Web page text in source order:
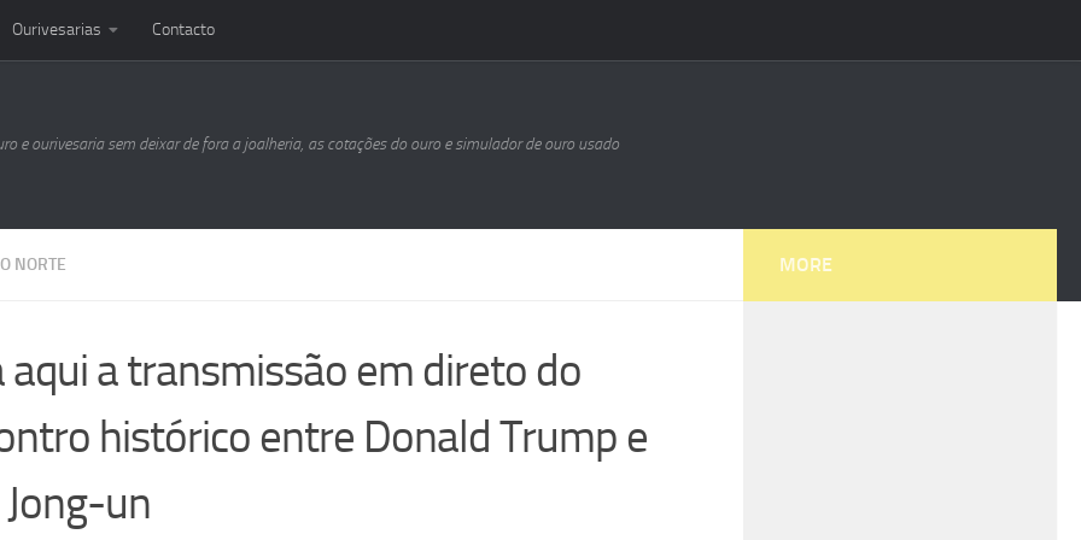
Ourivesarias Contacto
e ourivesaria sem deixar de fora a joalheria, as cotações do ouro e simulador de ouro usado
NORTE
aqui a transmissão em direto do
histórico entre Donald Trump e
un
MORE